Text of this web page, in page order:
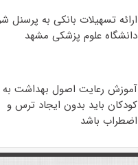
ارائه تسهیلات بانکی به پرسنل
دانشگاه علوم پزشکی مشهد
آموزش رعایت اصول بهداشت به
کودکان باید بدون ایجاد ترس و
اضطراب باشد